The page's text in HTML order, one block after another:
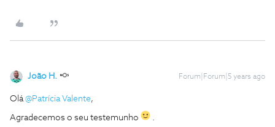
João H. Forum|Forum|5 years ago
Olá @Patrícia Valente,
Agradecemos o seu testemunho